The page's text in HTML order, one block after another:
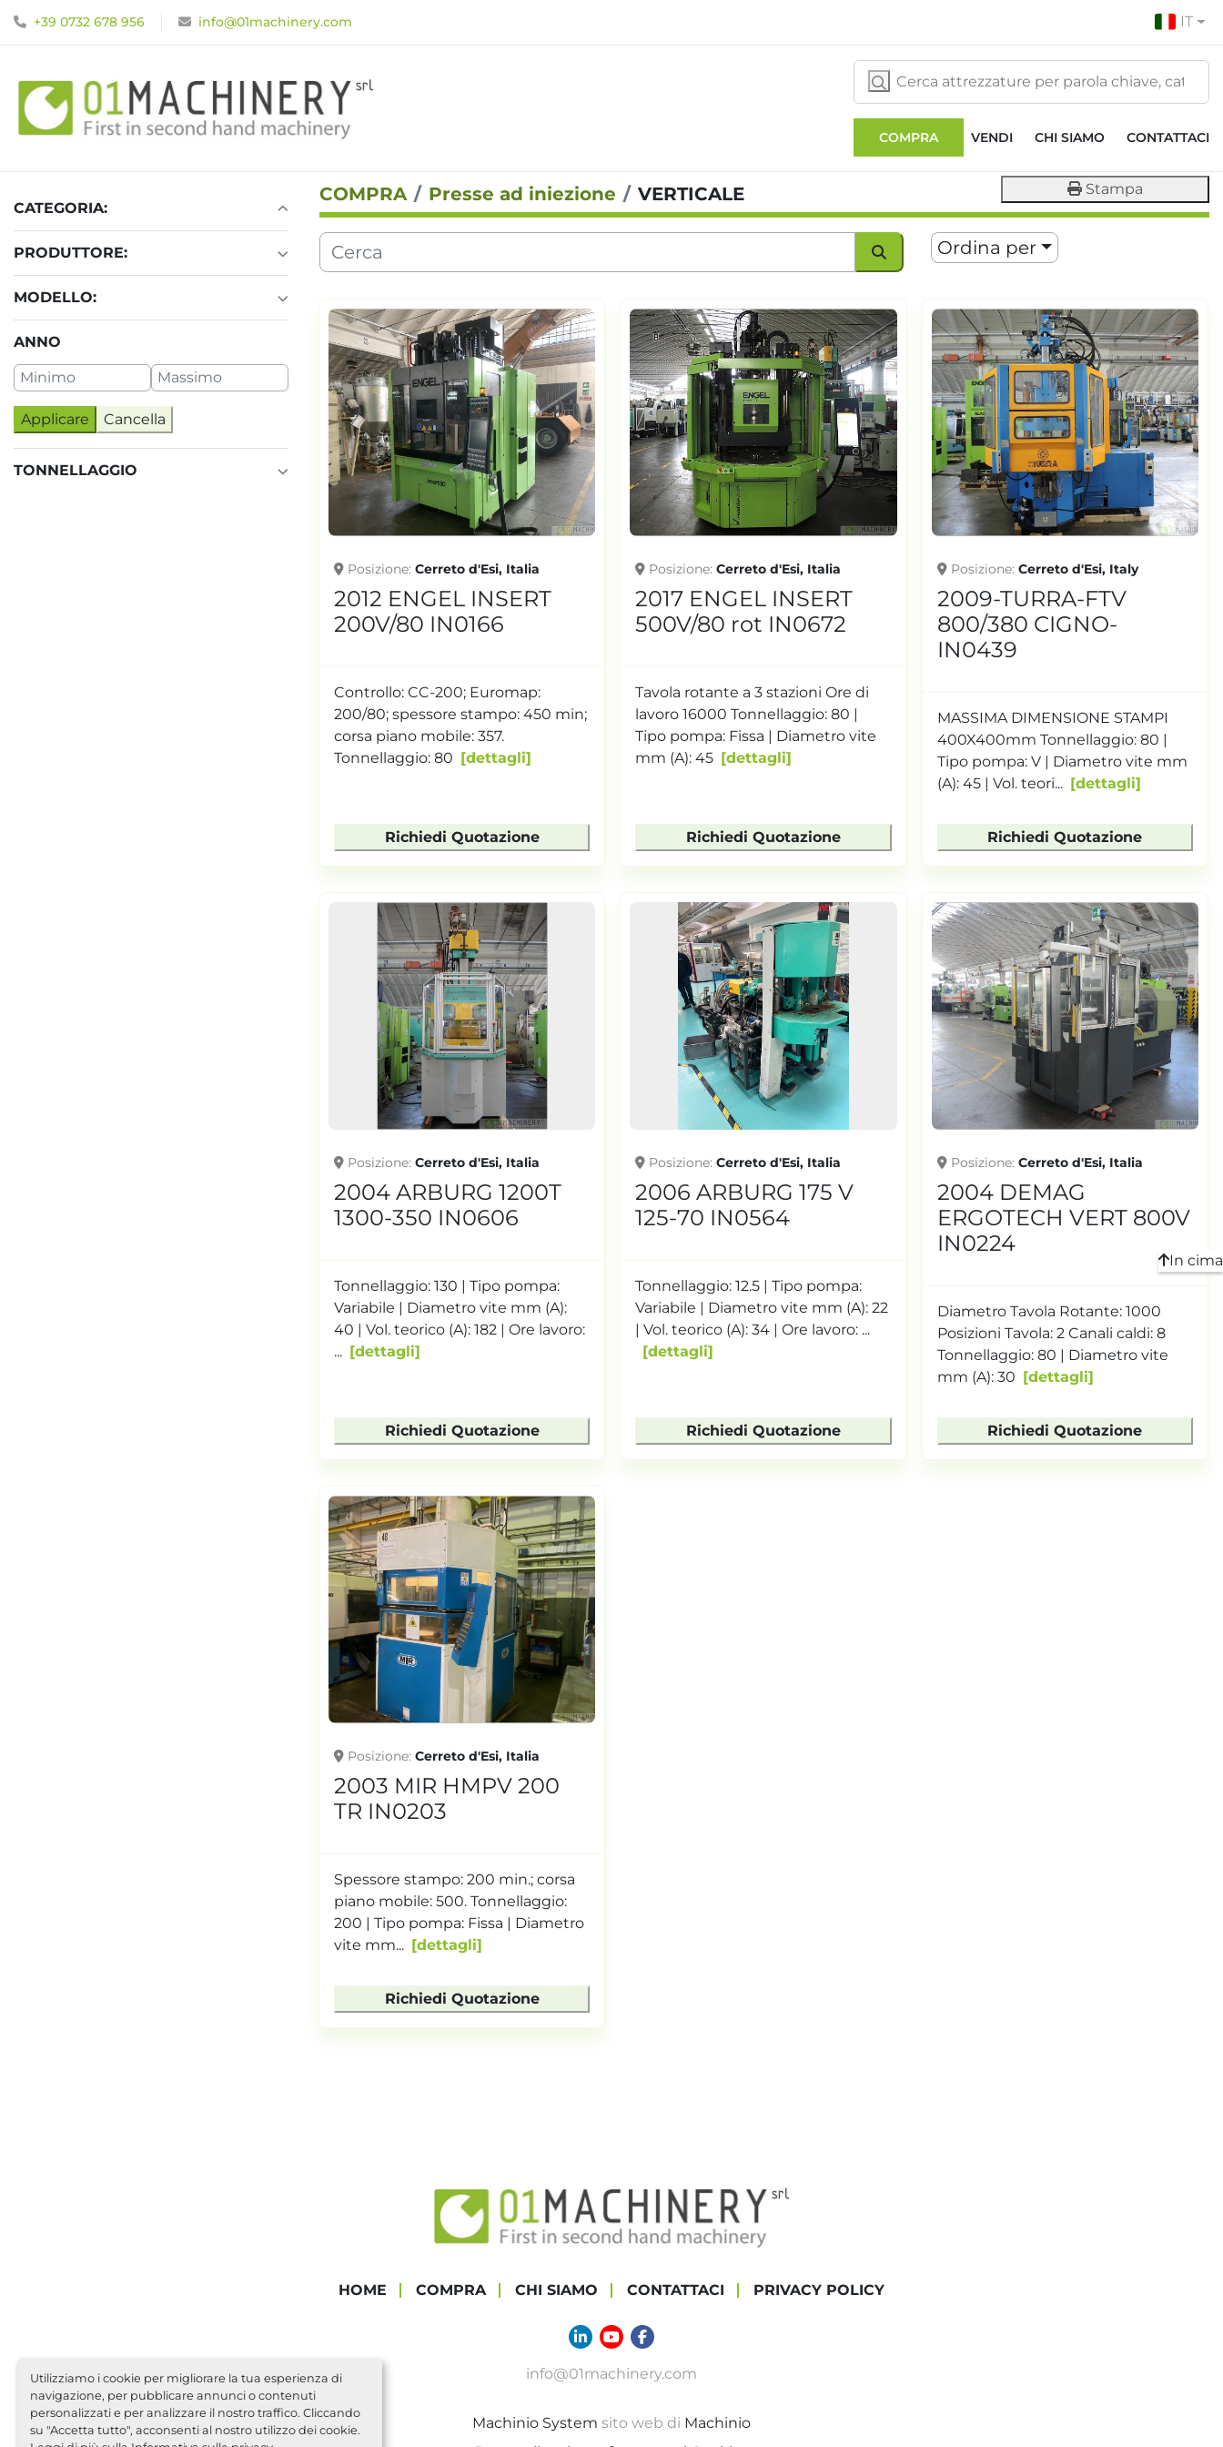
Utilizziamo i cookie per migliorare la tua esperienza di
navigazione, per pubblicare annunci o contenuti
personalizzati e per analizzare il nostro traffico. Cliccando
su "Accetta tutto", acconsenti al nostro utilizzo dei cookie.
+39 0732 678 956 info@01machinery.com IT
COMPRA VENDI CHI SIAMO CONTATTACI
CATEGORIA:
PRODUTTORE:
MODELLO:
ANNO
Applicare Cancella
TONNELLAGGIO
COMPRA Presse ad iniezione VERTICALE Stampa
Ordina per
Posizione Cerreto d'Esi, Italia
2012 ENGEL INSERT
200V/80 IN0166
Controllo: CC-200; Euromap:
200/80; spessore stampo: 450 min;
corsa piano mobile: 357.
Tonnellaggio: 80
dettagli
Richiedi Quotazione
Posizione Cerreto d'Esi, Italia
2017 ENGEL INSERT
500V/80 rot IN0672
Tavola rotante a 3 stazioni Ore di
lavoro 16000 Tonnellaggio: 80 |
Tipo pompa: Fissa | Diametro vite
mm (A): 45
dettagli
Richiedi Quotazione
Posizione Cerreto d'Esi, Italy
2009-TURRA-FTV
800/380 CIGNO-
IN0439
MASSIMA DIMENSIONE STAMPI
400X400mm Tonnellaggio: 80 |
Tipo pompa: V | Diametro vite mm
(A): 45 | Vol. teori...
dettagli
Richiedi Quotazione
Posizione Cerreto d'Esi, Italia
2004 ARBURG 1200T
1300-350 IN0606
Tonnellaggio: 130 | Tipo pompa:
Variabile | Diametro vite mm (A):
40 | Vol. teorico (A): 182 | Ore lavoro:
...
dettagli
Richiedi Quotazione
Posizione Cerreto d'Esi, Italia
2006 ARBURG 175 V
125-70 IN0564
Tonnellaggio: 12.5 | Tipo pompa:
Variabile | Diametro vite mm (A): 22
| Vol. teorico (A): 34 | Ore lavoro: ...
dettagli
Richiedi Quotazione
Posizione Cerreto d'Esi, Italia
2004 DEMAG
ERGOTECH VERT 800V
IN0224
Diametro Tavola Rotante: 1000
Posizioni Tavola: 2 Canali caldi: 8
Tonnellaggio: 80 | Diametro vite
mm (A): 30
dettagli
Richiedi Quotazione
Posizione Cerreto d'Esi, Italia
2003 MIR HMPV 200
TR IN0203
Spessore stampo: 200 min.; corsa
piano mobile: 500. Tonnellaggio:
200 | Tipo pompa: Fissa | Diametro
vite mm...
dettagli
Richiedi Quotazione
In cima
HOME COMPRA CHI SIAMO CONTATTACI PRIVACY POLICY
linkedinyoutubefacebook
info@01machinery.com
Machinio System sito web di Machinio